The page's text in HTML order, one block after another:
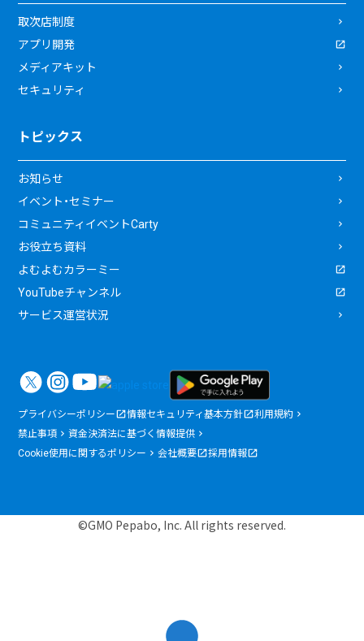
取次店制度
アプリ開発
メディアキット
セキュリティ
トピックス
お知らせ
イベント・セミナー
コミュニティイベントCarty
お役立ち資料
よむよむカラーミー
YouTubeチャンネル
サービス運営状況
プライバシーポリシー 情報セキュリティ基本方針
利用規約
禁止事項
資金決済法に基づく情報提供
Cookie使用に関するポリシー
会社概要 採用情報
©GMO Pepabo, Inc. All rights reserved.